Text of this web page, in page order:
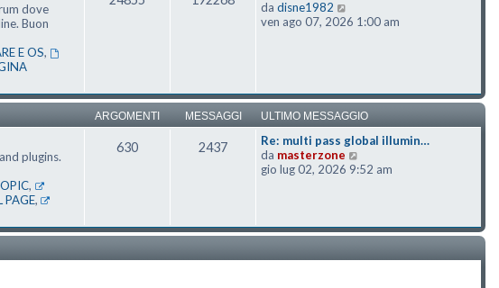
dove
Buon
E OS,
da disne1982
ven ago 07, 2026 1:00 am
ARGOMENTI MESSAGGI ULTIMO MESSAGGIO
plugins.
,
PAGE,
630 2437
Re: multi pass global illumin…
da masterzone
gio lug 02, 2026 9:52 am